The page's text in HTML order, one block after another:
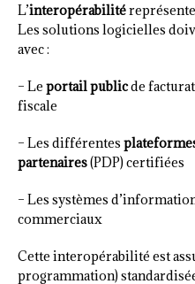
L’interopérabilité
Les solutions logicielles
avec :
– Le portail publicde
fiscale
– Les différentes
partenaires(PDP) certifiées
– Les systèmes
commerciaux
Cette interopérabilité est
programmation)